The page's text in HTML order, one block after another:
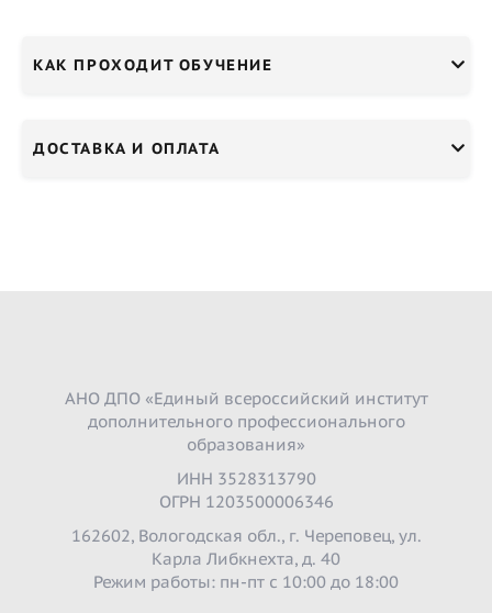
КАК ПРОХОДИТ ОБУЧЕНИЕ
ДОСТАВКА И ОПЛАТА
АНО ДПО «Единый всероссийский институт
дополнительного профессионального
образования»
ИНН 3528313790
ОГРН 1203500006346
162602, Вологодская обл., г. Череповец, ул.
Карла Либкнехта, д. 40
Режим работы: пн-пт с 10:00 до 18:00